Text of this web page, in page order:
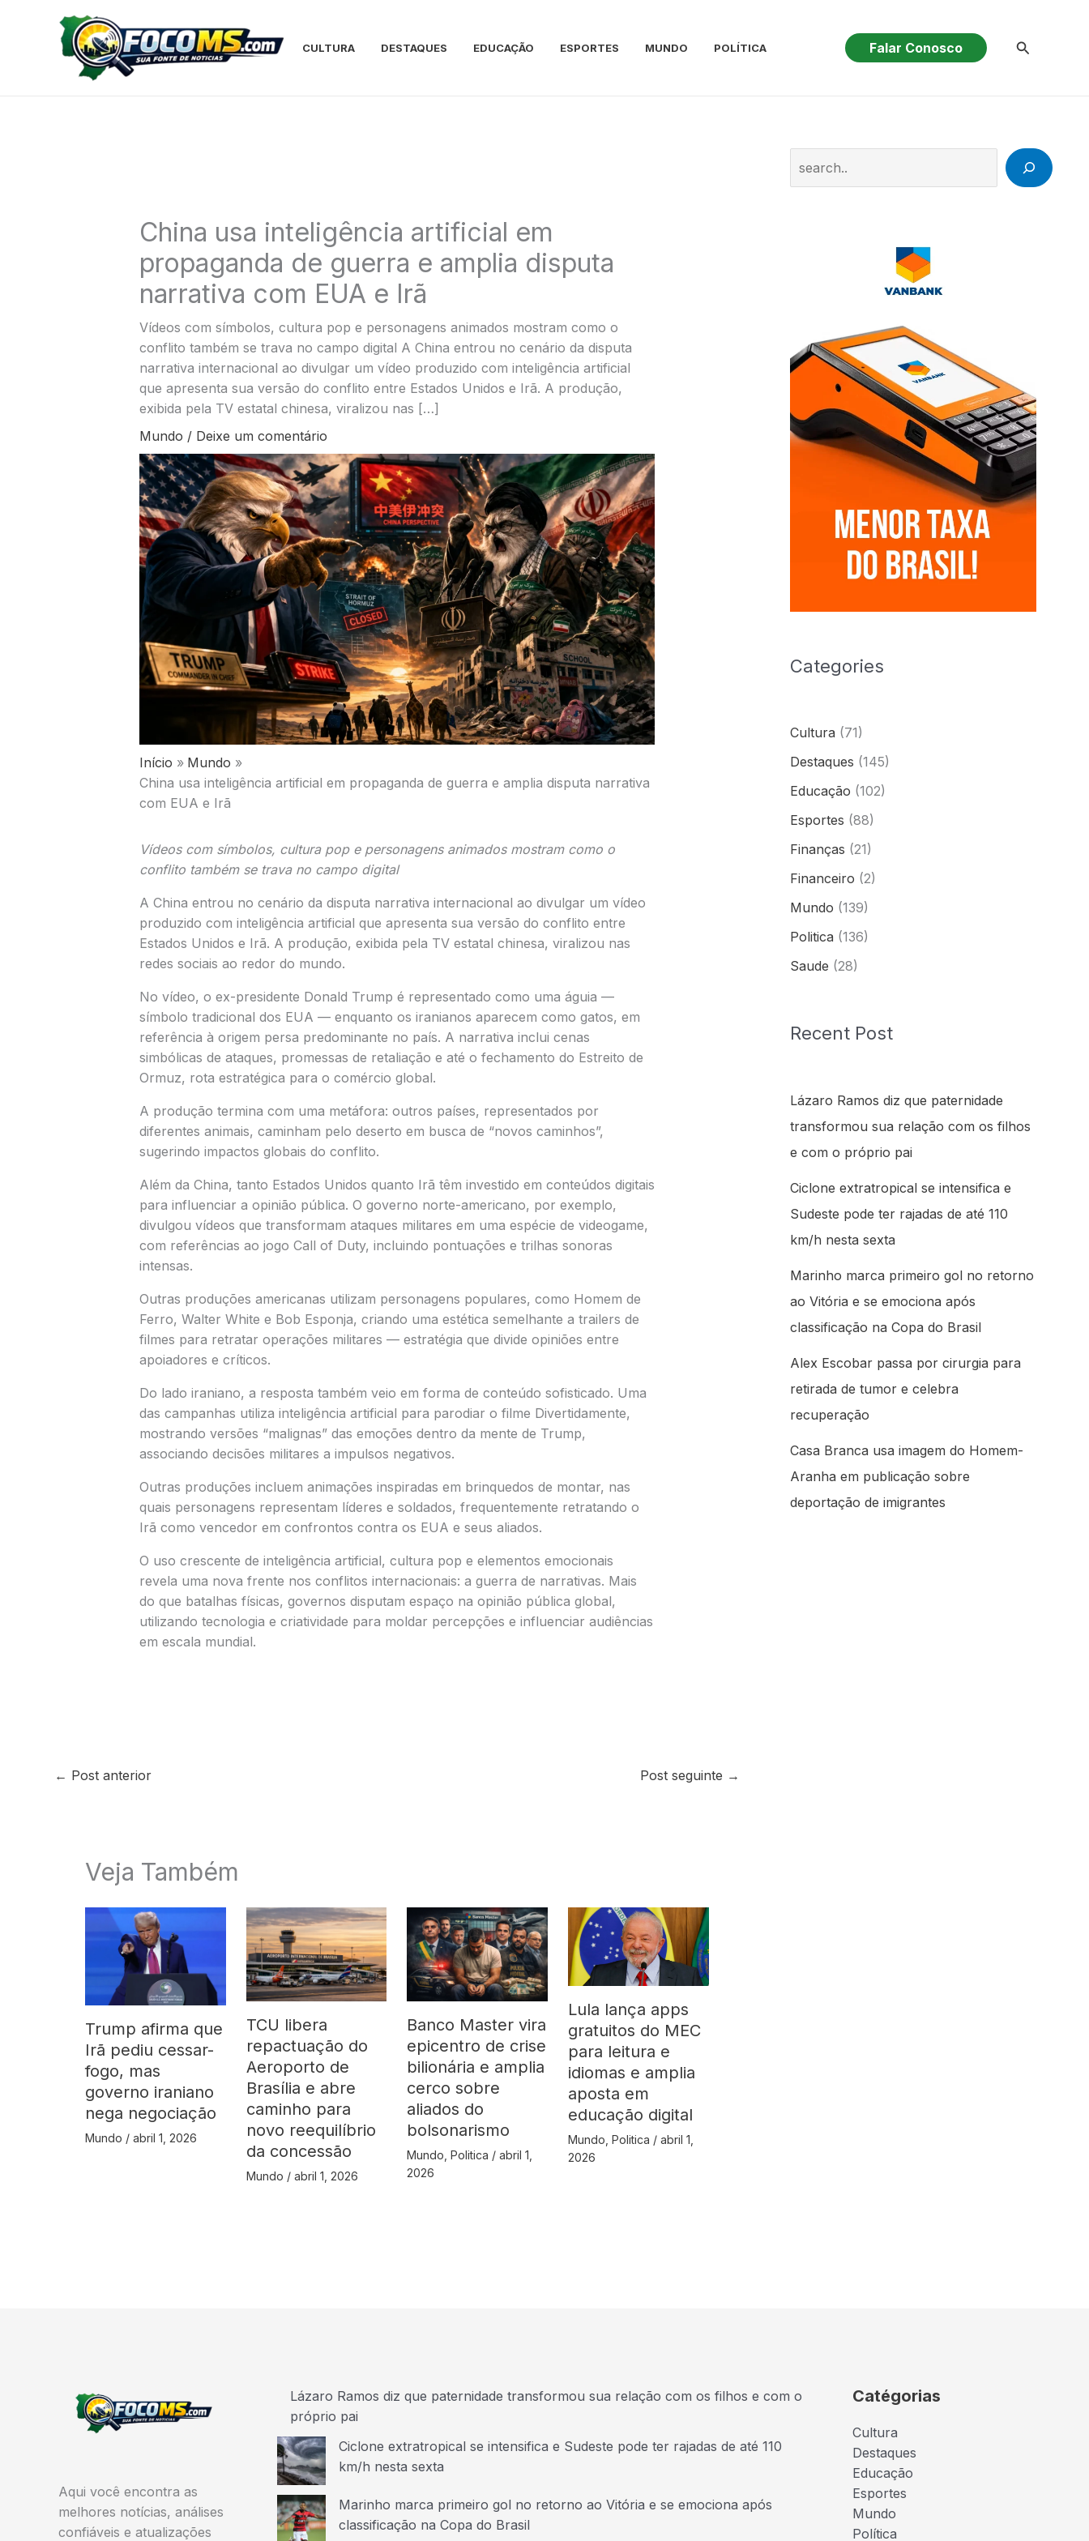
CULTURA DESTAQUES EDUCAÇÃO ESPORTES MUNDO POLÍTICA Falar Conosco Pesquisar
China usa inteligência artificial em
propaganda de guerra e amplia disputa
narrativa com EUA e Irã
Vídeos com símbolos, cultura pop e personagens animados mostram como o
conflito também se trava no campo digital A China entrou no cenário da disputa
narrativa internacional ao divulgar um vídeo produzido com inteligência artificial
que apresenta sua versão do conflito entre Estados Unidos e Irã. A produção,
exibida pela TV estatal chinesa, viralizou nas […]
Mundo / Deixe um comentário
Início
Mundo
China usa inteligência artificial em propaganda de guerra e amplia disputa narrativa
com EUA e Irã
Vídeos com símbolos, cultura pop e personagens animados mostram como o
conflito também se trava no campo digital
A China entrou no cenário da disputa narrativa internacional ao divulgar um vídeo
produzido com inteligência artificial que apresenta sua versão do conflito entre
Estados Unidos e Irã. A produção, exibida pela TV estatal chinesa, viralizou nas
redes sociais ao redor do mundo.
No vídeo, o ex-presidente Donald Trump é representado como uma águia —
símbolo tradicional dos EUA — enquanto os iranianos aparecem como gatos, em
referência à origem persa predominante no país. A narrativa inclui cenas
simbólicas de ataques, promessas de retaliação e até o fechamento do Estreito de
Ormuz, rota estratégica para o comércio global.
A produção termina com uma metáfora: outros países, representados por
diferentes animais, caminham pelo deserto em busca de “novos caminhos”,
sugerindo impactos globais do conflito.
Além da China, tanto Estados Unidos quanto Irã têm investido em conteúdos digitais
para influenciar a opinião pública. O governo norte-americano, por exemplo,
divulgou vídeos que transformam ataques militares em uma espécie de videogame,
com referências ao jogo Call of Duty, incluindo pontuações e trilhas sonoras
intensas.
Outras produções americanas utilizam personagens populares, como Homem de
Ferro, Walter White e Bob Esponja, criando uma estética semelhante a trailers de
filmes para retratar operações militares — estratégia que divide opiniões entre
apoiadores e críticos.
Do lado iraniano, a resposta também veio em forma de conteúdo sofisticado. Uma
das campanhas utiliza inteligência artificial para parodiar o filme Divertidamente,
mostrando versões “malignas” das emoções dentro da mente de Trump,
associando decisões militares a impulsos negativos.
Outras produções incluem animações inspiradas em brinquedos de montar, nas
quais personagens representam líderes e soldados, frequentemente retratando o
Irã como vencedor em confrontos contra os EUA e seus aliados.
O uso crescente de inteligência artificial, cultura pop e elementos emocionais
revela uma nova frente nos conflitos internacionais: a guerra de narrativas. Mais
do que batalhas físicas, governos disputam espaço na opinião pública global,
utilizando tecnologia e criatividade para moldar percepções e influenciar audiências
em escala mundial.
← Post anterior Post seguinte →
Veja Também
Trump afirma que
Irã pediu cessar-
fogo, mas
governo iraniano
nega negociação
Mundo / abril 1, 2026
TCU libera
repactuação do
Aeroporto de
Brasília e abre
caminho para
novo reequilíbrio
da concessão
Mundo / abril 1, 2026
Banco Master vira
epicentro de crise
bilionária e amplia
cerco sobre
aliados do
bolsonarismo
Mundo ,Politica /abril 1,
2026
Lula lança apps
gratuitos do MEC
para leitura e
idiomas e amplia
aposta em
educação digital
Mundo, Politica /abril 1,
2026
Categories
Cultura (71)
Destaques (145)
Educação (102)
Esportes (88)
Finanças (21)
Financeiro (2)
Mundo (139)
Politica (136)
Saude (28)
Recent Post
Lázaro Ramos diz que paternidade
transformou sua relação com os filhos
e com o próprio pai
Ciclone extratropical se intensifica e
Sudeste pode ter rajadas de até 110
km/h nesta sexta
Marinho marca primeiro gol no retorno
ao Vitória e se emociona após
classificação na Copa do Brasil
Alex Escobar passa por cirurgia para
retirada de tumor e celebra
recuperação
Casa Branca usa imagem do Homem-
Aranha em publicação sobre
deportação de imigrantes
Aqui você encontra as
melhores notícias, análises
confiáveis e atualizações
Lázaro Ramos diz que paternidade transformou sua relação com os filhos e com o
próprio pai
Ciclone extratropical se intensifica e Sudeste pode ter rajadas de até 110
km/h nesta sexta
Marinho marca primeiro gol no retorno ao Vitória e se emociona após
classificação na Copa do Brasil
Catégorias
Cultura
Destaques
Educação
Esportes
Mundo
Política